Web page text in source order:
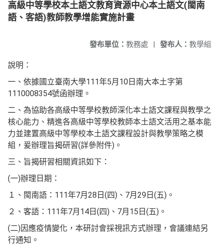
高級中等學校本土語文教育資源中心本土語文(閩南
語、客語)教師教學增能實施計畫
發布人： 教學組
發布單位： 教務處 |
說明：
一、依據國立臺南大學111年5月10日南大本土字第
1110008354號函辦理。
二、為協助各高級中等學校教師深化本土語文課程與教學之
核心能力、精進各高級中等學校教師本土語文活用之基本能
力並建置高級中等學校本土語文課程設計與教學策略之模
組，爰辦理旨揭研習(詳參附件)。
三、旨揭研習相關資訊如下：
(一)辦理日期：
１、閩南語：111年7月28日(四)、7月29日(五)。
２、客語：111年7月14日(四)、7月15日(五)。
(二)因應疫情變化，本研討會採視訊方式辦理，會議連結另
行通知。